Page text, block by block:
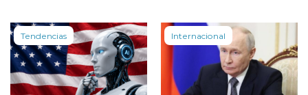
Tendencias Internacional